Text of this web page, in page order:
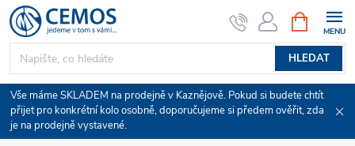
Přejít
na
obsah
HLEDAT
NÁKUPNÍ
KOŠÍK
Vše máme SKLADEM na prodejně v Kaznějově. Pokud si budete chtít
přijet pro konkrétní kolo osobně, doporučujeme si předem ověřit, zda
je na prodejně vystavené.